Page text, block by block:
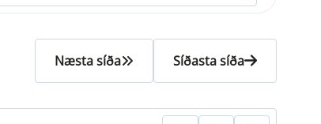
Næsta síða Síðasta síða